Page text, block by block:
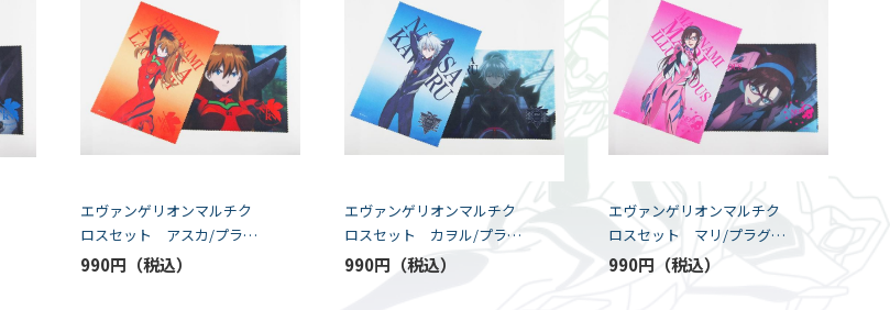
エヴァンゲリオンマルチク
ロスセット アスカ/プラグ
スーツ（K5-SPEC）
990円
エヴァンゲリオンマルチク
ロスセット カヲル/プラグ
スーツ（K5-SPEC）
990円
エヴァンゲリオンマルチク
ロスセット マリ/プラグス
ーツ（K5-SPEC）
990円